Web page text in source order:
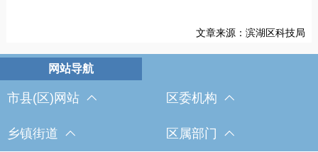
文章来源：滨湖区科技局
市县(区)网站 区委机构
乡镇街道 区属部门